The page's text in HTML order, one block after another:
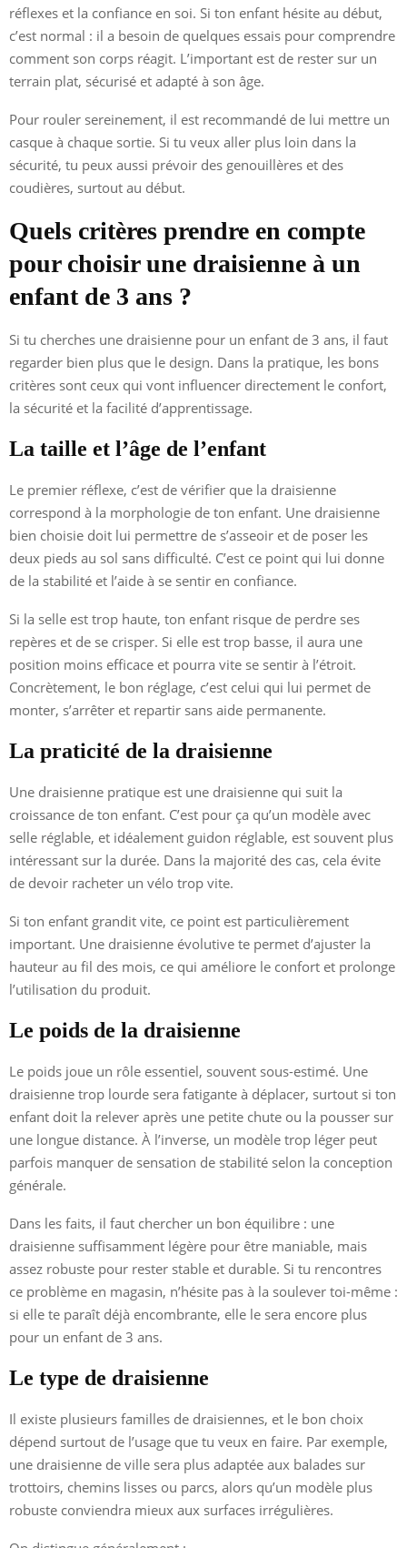
réflexes et la confiance en soi. Si ton enfant hésite au début,
c’est normal : il a besoin de quelques essais pour comprendre
comment son corps réagit. L’important est de rester sur un
terrain plat, sécurisé et adapté à son âge.
Pour rouler sereinement, il est recommandé de lui mettre un
casque à chaque sortie. Si tu veux aller plus loin dans la
sécurité, tu peux aussi prévoir des genouillères et des
coudières, surtout au début.
Quels critères prendre en compte
pour choisir une draisienne à un
enfant de 3 ans ?
Si tu cherches une draisienne pour un enfant de 3 ans, il faut
regarder bien plus que le design. Dans la pratique, les bons
critères sont ceux qui vont influencer directement le confort,
la sécurité et la facilité d’apprentissage.
La taille et l’âge de l’enfant
Le premier réflexe, c’est de vérifier que la draisienne
correspond à la morphologie de ton enfant. Une draisienne
bien choisie doit lui permettre de s’asseoir et de poser les
deux pieds au sol sans difficulté. C’est ce point qui lui donne
de la stabilité et l’aide à se sentir en confiance.
Si la selle est trop haute, ton enfant risque de perdre ses
repères et de se crisper. Si elle est trop basse, il aura une
position moins efficace et pourra vite se sentir à l’étroit.
Concrètement, le bon réglage, c’est celui qui lui permet de
monter, s’arrêter et repartir sans aide permanente.
La praticité de la draisienne
Une draisienne pratique est une draisienne qui suit la
croissance de ton enfant. C’est pour ça qu’un modèle avec
selle réglable, et idéalement guidon réglable, est souvent plus
intéressant sur la durée. Dans la majorité des cas, cela évite
de devoir racheter un vélo trop vite.
Si ton enfant grandit vite, ce point est particulièrement
important. Une draisienne évolutive te permet d’ajuster la
hauteur au fil des mois, ce qui améliore le confort et prolonge
l’utilisation du produit.
Le poids de la draisienne
Le poids joue un rôle essentiel, souvent sous-estimé. Une
draisienne trop lourde sera fatigante à déplacer, surtout si ton
enfant doit la relever après une petite chute ou la pousser sur
une longue distance. À l’inverse, un modèle trop léger peut
parfois manquer de sensation de stabilité selon la conception
générale.
Dans les faits, il faut chercher un bon équilibre : une
draisienne suffisamment légère pour être maniable, mais
assez robuste pour rester stable et durable. Si tu rencontres
ce problème en magasin, n’hésite pas à la soulever toi-même :
si elle te paraît déjà encombrante, elle le sera encore plus
pour un enfant de 3 ans.
Le type de draisienne
Il existe plusieurs familles de draisiennes, et le bon choix
dépend surtout de l’usage que tu veux en faire. Par exemple,
une draisienne de ville sera plus adaptée aux balades sur
trottoirs, chemins lisses ou parcs, alors qu’un modèle plus
robuste conviendra mieux aux surfaces irrégulières.